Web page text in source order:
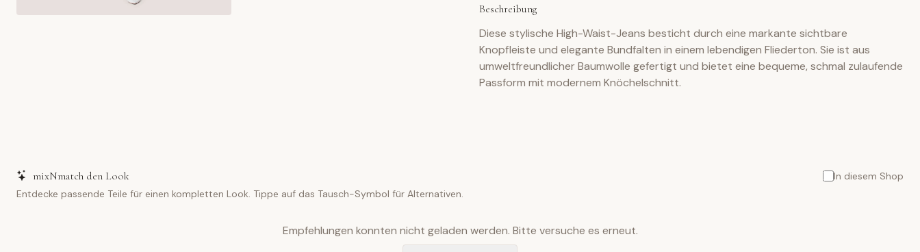
Beschreibung
Diese stylische High-Waist-Jeans besticht durch eine markante sichtbare
Knopfleiste und elegante Bundfalten in einem lebendigen Fliederton. Sie ist aus
umweltfreundlicher Baumwolle gefertigt und bietet eine bequeme, schmal zulaufende
Passform mit modernem Knöchelschnitt.
mixNmatch den Look
In diesem Shop
Entdecke passende Teile für einen kompletten Look. Tippe auf das Tausch-Symbol für Alternativen.
Empfehlungen konnten nicht geladen werden. Bitte versuche es erneut.